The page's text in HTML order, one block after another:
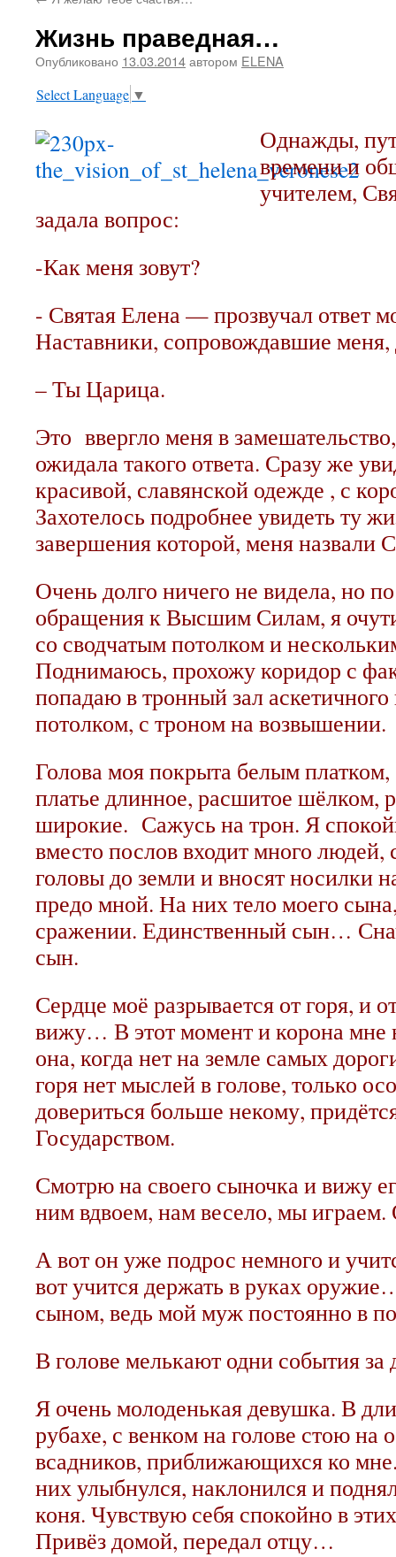
содержимому
Жизнь праведная…
Опубликовано 13.03.2014автором ELENA
Select Language ▼
Однажды,
времени и
учителем,
задала вопрос:
-Как меня зовут?
- Святая Елена — прозвучал ответ
Наставники, сопровождавшие меня,
– Ты Царица.
Это ввергло меня в
ожидала такого ответа. Сразу же
красивой, славянской одежде , с
Захотелось подробнее увидеть ту
завершения которой, меня назвали
Очень долго ничего не видела, но
обращения к Высшим Силам, я
со сводчатым потолком и
Поднимаюсь, прохожу коридор с
попадаю в тронный зал
потолком, с троном на возвышении.
Голова моя покрыта белым платком,
платье длинное, расшитое шёлком,
широкие. Сажусь на трон. Я
вместо послов входит много людей,
головы до земли и вносят носилки
предо мной. На них тело моего
сражении. Единственный сын…
сын.
Сердце моё разрывается от горя, и
вижу… В этот момент и корона мне
она, когда нет на земле самых
горя нет мыслей в голове, только
довериться больше некому,
Государством.
Смотрю на своего сыночка и вижу
ним вдвоем, нам весело, мы
А вот он уже подрос немного и
вот учится держать в руках
сыном, ведь мой муж постоянно в
В голове мелькают одни события
Я очень молоденькая девушка. В
рубахе, с венком на голове стою на
всадников, приближающихся ко
них улыбнулся, наклонился и
коня. Чувствую себя спокойно в
Привёз домой, передал отцу…